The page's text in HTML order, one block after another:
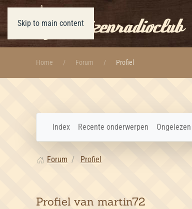
Skip to main content
Home Forum Profiel
Index Recente onderwerpen Ongelezen
Forum Profiel
Profiel van martin72